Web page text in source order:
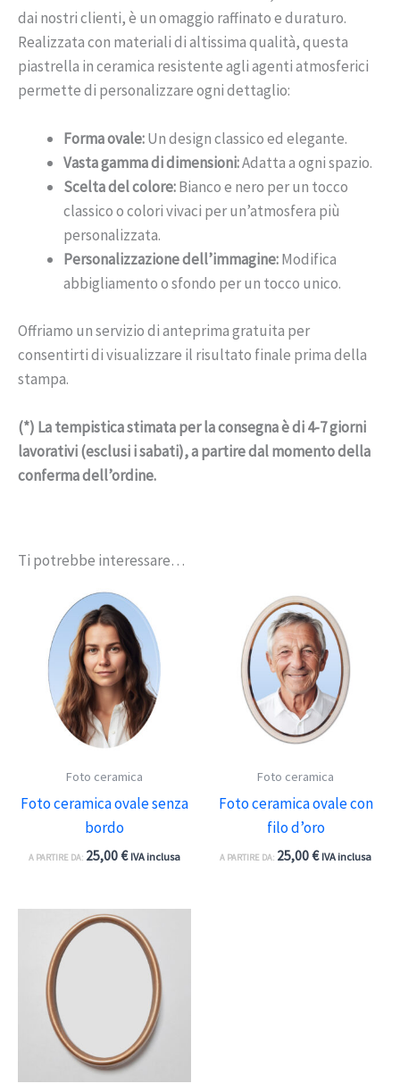
dai nostri clienti, è un omaggio raffinato e duraturo.
Realizzata con materiali di altissima qualità, questa
piastrella in ceramica resistente agli agenti atmosferici
permette di personalizzare ogni dettaglio:
Forma ovale:Un design classico ed elegante.
Vasta gamma di dimensioni:Adatta a ogni spazio.
Scelta del colore:Bianco e nero per un tocco
classico o colori vivaci per un’atmosfera più
personalizzata.
Personalizzazione dell’immagine:Modifica
abbigliamento o sfondo per un tocco unico.
Offriamo un servizio di anteprima gratuita per
consentirti di visualizzare il risultato finale prima della
stampa.
(*) La tempistica stimata per la consegna è di 4-7 giorni
lavorativi (esclusi i sabati), a partire dal momento della
conferma dell’ordine.
Ti potrebbe interessare…
Foto ceramica
Foto ceramica ovale senza
bordo
A PARTIRE DA: 25,00€ IVA inclusa
Foto ceramica
Foto ceramica ovale con
filo d’oro
A PARTIRE DA: 25,00€ IVA inclusa